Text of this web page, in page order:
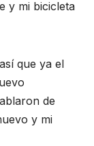
y mi bicicleta
que ya el
de
y mi